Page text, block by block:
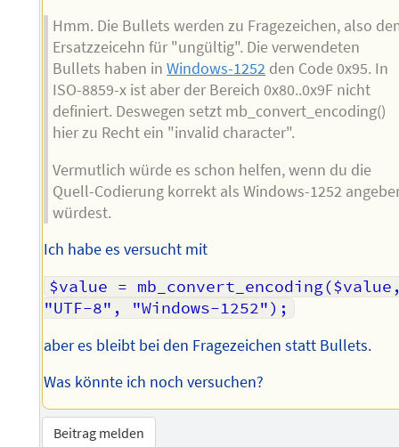
Hmm. Die Bullets werden zu Fragezeichen, also
Ersatzzeicehn für "ungültig". Die verwendeten
Bullets haben inWindows-1252 den Code 0x95. In
ISO-8859-x ist aber der Bereich 0x80..0x9F nicht
definiert. Deswegen setzt mb_convert_encoding()
hier zu Recht ein "invalid character".
Vermutlich würde es schon helfen, wenn du die
Quell-Codierung korrekt als Windows-1252
würdest.
Ich habe es versucht mit
$value =
"UTF-8", "Windows-1252");
aber es bleibt bei den Fragezeichen statt Bullets.
Was könnte ich noch versuchen?
Beitrag melden